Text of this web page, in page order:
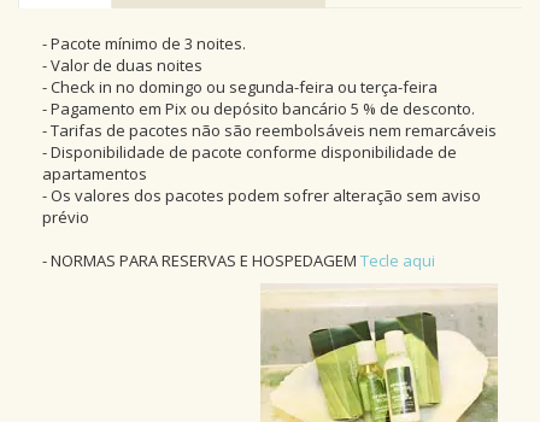
- Pacote mínimo de 3 noites.
- Valor de duas noites
- Check in no domingo ou segunda-feira ou terça-feira
- Pagamento em Pix ou depósito bancário 5 % de desconto.
- Tarifas de pacotes não são reembolsáveis nem remarcáveis
- Disponibilidade de pacote conforme disponibilidade de
apartamentos
- Os valores dos pacotes podem sofrer alteração sem aviso
prévio
- NORMAS PARA RESERVAS E HOSPEDAGEM Tecle aqui